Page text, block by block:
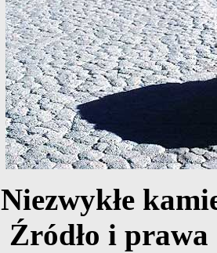
Niezwykłe
Źródło i